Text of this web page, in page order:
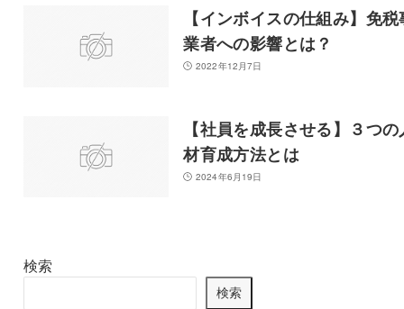
【インボイスの仕組み】免税
業者への影響とは？
2022年12月7日
【社員を成長させる】３つの
材育成方法とは
2024年6月19日
検索
検索